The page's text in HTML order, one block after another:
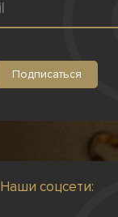
Наши соцсети: